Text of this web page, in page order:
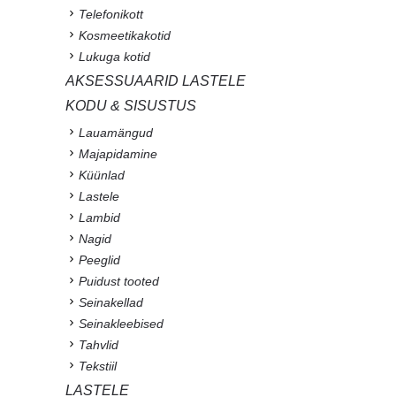
Telefonikott
Kosmeetikakotid
Lukuga kotid
AKSESSUAARID LASTELE
KODU & SISUSTUS
Lauamängud
Majapidamine
Küünlad
Lastele
Lambid
Nagid
Peeglid
Puidust tooted
Seinakellad
Seinakleebised
Tahvlid
Tekstiil
LASTELE